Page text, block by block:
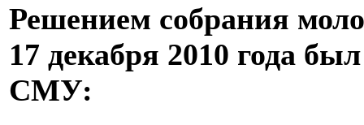
Решением собрания
17 декабря 2010 года
СМУ: